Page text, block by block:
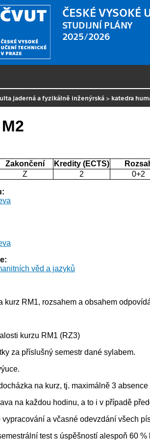
ČESKÉ VYSOKÉ
STUDIJNÍ PLÁNY
2025/2026
jaderná a fyzikálně inženýrská > katedra
Zakončení Kredity (ECTS)
Z 2 0+2
věd a jazyků
kurz RM1, rozsahem a obsahem
kurzu RM1 (RZ3)
za příslušný semestr dané sylabem.
na kurz, tj. maximálně 3
na každou hodinu, a to i v případě
vypracování a včasné odevzdání všech
test s úspěšností alespoň 60